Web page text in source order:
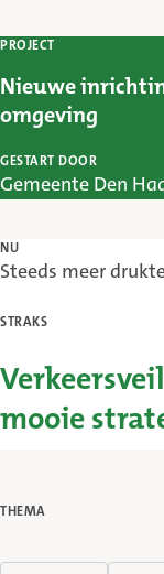
PROJECT
Nieuwe
omgeving
GESTART DOOR
Gemeente Den
NU
Steeds meer
STRAKS
mooie
THEMA